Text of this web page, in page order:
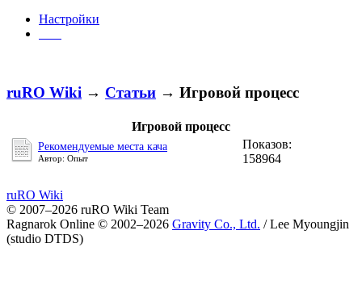
Настройки
ruRO Wiki → Статьи → Игровой процесс
Игровой процесс
Рекомендуемые места кача
Автор: Опыт
Показов:
158964
ruRO Wiki
© 2007–2026 ruRO Wiki Team
Ragnarok Online © 2002–2026 Gravity Co., Ltd. /Lee Myoungjin
(studio DTDS)